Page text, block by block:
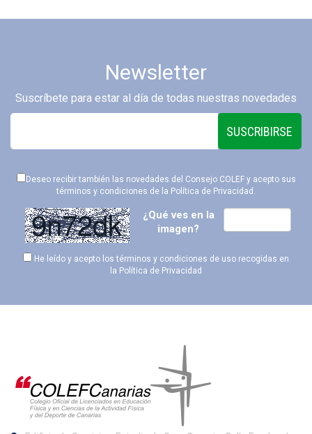
Newsletter
Suscríbete para estar al día de todas nuestras novedades
SUSCRIBIRSE
Deseo recibir también las novedades del Consejo COLEF y acepto sus
términos y condiciones de la Política de Privacidad .
¿Qué ves en la
imagen?
He leído y acepto los términos y condiciones de uso recogidas en
la Política de Privacidad